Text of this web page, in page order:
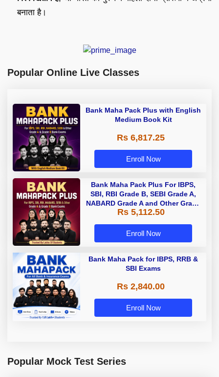
बनाता है।
Popular Online Live Classes
Bank Maha Pack Plus with English
Medium Book Kit
Rs 6,817.25
Enroll Now
Bank Maha Pack Plus For IBPS,
SBI, RBI Grade B, SEBI Grade A,
NABARD Grade A and Other Grade
A & Grade B Bank Exams
Rs 5,112.50
Enroll Now
Bank Maha Pack for IBPS, RRB &
SBI Exams
Rs 2,840.00
Enroll Now
Popular Mock Test Series